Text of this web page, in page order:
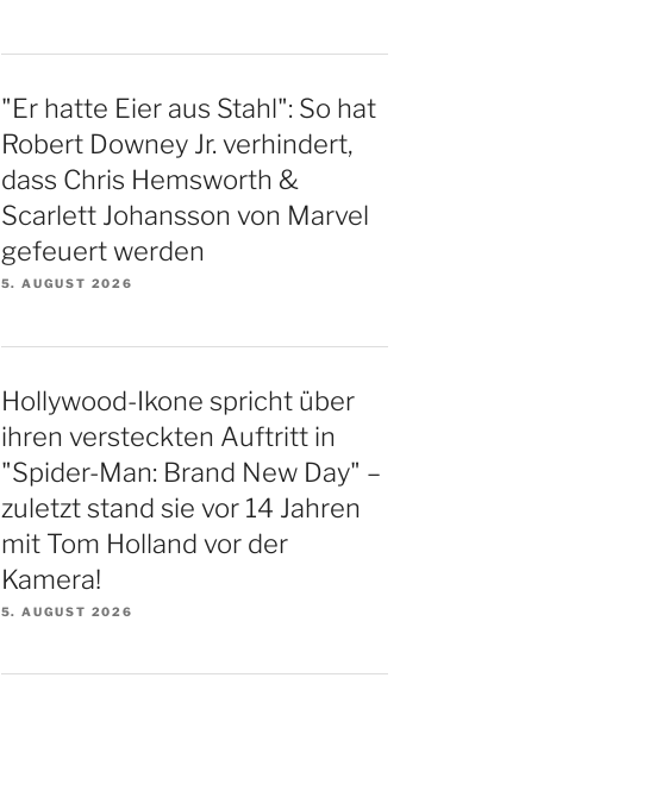
"Er hatte Eier aus Stahl": So hat
Robert Downey Jr. verhindert,
dass Chris Hemsworth &
Scarlett Johansson von Marvel
gefeuert werden
5. AUGUST 2026
Hollywood-Ikone spricht über
ihren versteckten Auftritt in
"Spider-Man: Brand New Day" –
zuletzt stand sie vor 14 Jahren
mit Tom Holland vor der
Kamera!
5. AUGUST 2026